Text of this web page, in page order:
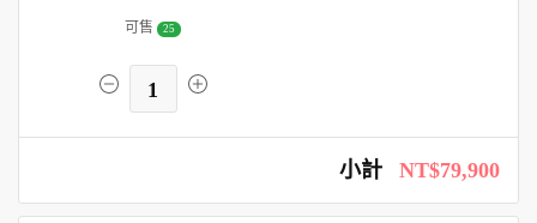
可售 25
1
小計 NT$79,900